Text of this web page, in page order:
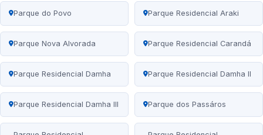
Parque do Povo Parque Residencial Araki
Parque Nova Alvorada Parque Residencial Carandá
Parque Residencial Damha Parque Residencial Damha II
Parque Residencial Damha III Parque dos Passáros